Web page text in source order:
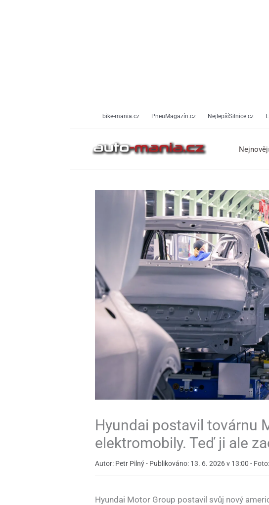
bike-mania.cz PneuMagazín.cz NejlepšíSilnice.cz
Hyundai postavil továrnu
elektromobily. Teď ji ale
Autor: Petr Pilný - Publikováno: 13. 6. 2026 v 13:00 -
Hyundai Motor Group postavil svůj nový